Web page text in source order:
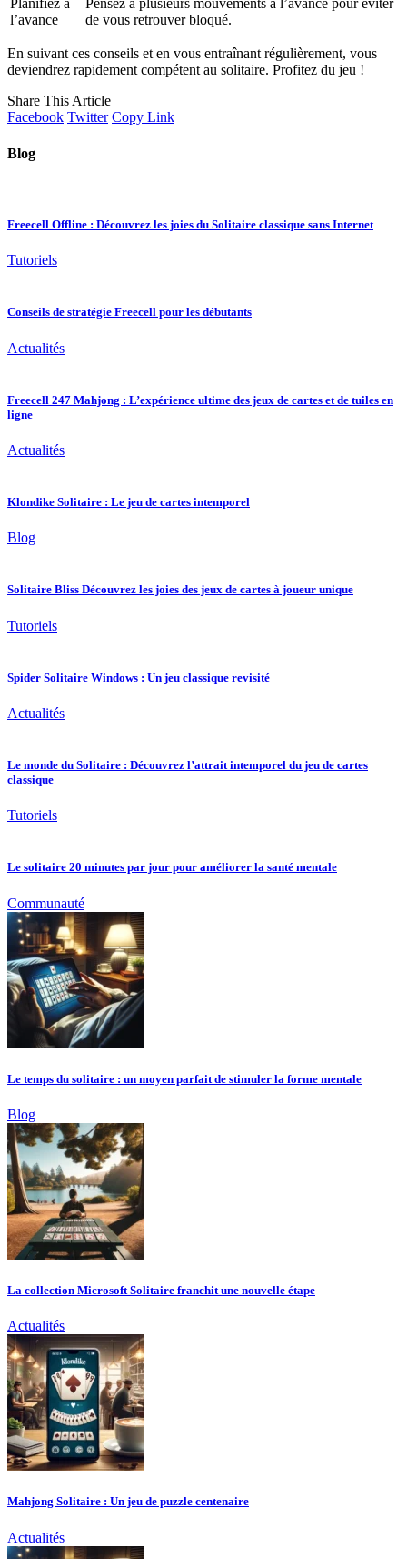
Planifiez à
l’avance
Pensez à plusieurs mouvements à l’avance pour éviter
de vous retrouver bloqué.
En suivant ces conseils et en vous entraînant régulièrement, vous
deviendrez rapidement compétent au solitaire. Profitez du jeu !
Share This Article
Facebook Twitter Copy Link
Blog
Freecell Offline : Découvrez les joies du Solitaire classique sans Internet
Tutoriels
Conseils de stratégie Freecell pour les débutants
Actualités
Freecell 247 Mahjong : L’expérience ultime des jeux de cartes et de tuiles en
ligne
Actualités
Klondike Solitaire : Le jeu de cartes intemporel
Blog
Solitaire Bliss Découvrez les joies des jeux de cartes à joueur unique
Tutoriels
Spider Solitaire Windows : Un jeu classique revisité
Actualités
Le monde du Solitaire : Découvrez l’attrait intemporel du jeu de cartes
classique
Tutoriels
Le solitaire 20 minutes par jour pour améliorer la santé mentale
Communauté
Le temps du solitaire : un moyen parfait de stimuler la forme mentale
Blog
La collection Microsoft Solitaire franchit une nouvelle étape
Actualités
Mahjong Solitaire : Un jeu de puzzle centenaire
Actualités